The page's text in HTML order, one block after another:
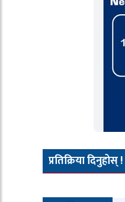
प्रतिक्रिया दिनुहोस् !